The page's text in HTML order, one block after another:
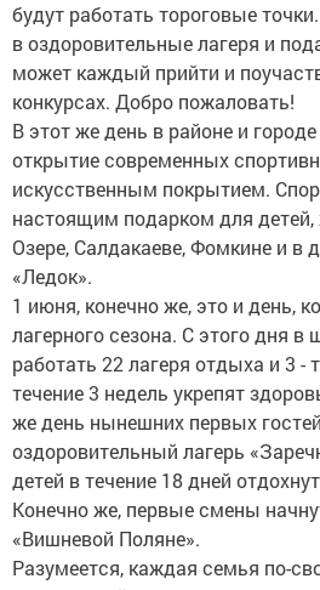
будут работать тороговые
в оздоровительные лагеря и
может каждый прийти и
конкурсах. Добро пожаловать!
В этот же день в районе и
открытие современных
искусственным покрытием.
настоящим подарком для
Озере, Салдакаеве, Фомкине и в
«Ледок».
1 июня, конечно же, это и день,
лагерного сезона. С этого дня в
работать 22 лагеря отдыха и 3 -
течение 3 недель укрепят
же день нынешних первых
оздоровительный лагерь
детей в течение 18 дней
Конечно же, первые смены
«Вишневой Поляне».
Разумеется, каждая семья по-